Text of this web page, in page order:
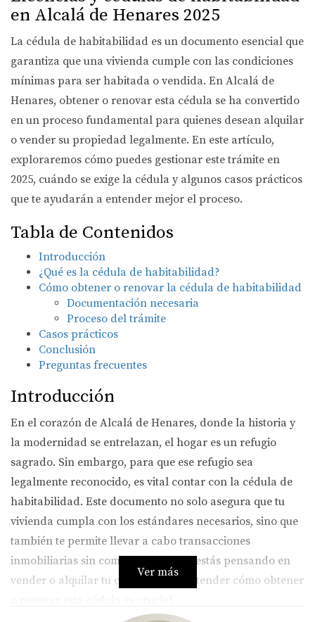
en Alcalá de Henares 2025
La cédula de habitabilidad es un documento esencial que
garantiza que una vivienda cumple con las condiciones
mínimas para ser habitada o vendida. En Alcalá de
Henares, obtener o renovar esta cédula se ha convertido
en un proceso fundamental para quienes desean alquilar
o vender su propiedad legalmente. En este artículo,
exploraremos cómo puedes gestionar este trámite en
2025, cuándo se exige la cédula y algunos casos prácticos
que te ayudarán a entender mejor el proceso.
Tabla de Contenidos
Introducción
¿Qué es la cédula de habitabilidad?
Cómo obtener o renovar la cédula de habitabilidad
Documentación necesaria
Proceso del trámite
Casos prácticos
Conclusión
Preguntas frecuentes
Introducción
En el corazón de Alcalá de Henares, donde la historia y
la modernidad se entrelazan, el hogar es un refugio
sagrado. Sin embargo, para que ese refugio sea
legalmente reconocido, es vital contar con la cédula de
habitabilidad. Este documento no solo asegura que tu
vivienda cumpla con los estándares necesarios, sino que
también te permite llevar a cabo transacciones
inmobiliarias sin complicaciones. Si estás pensando en
vender o alquilar tu casa en 2025, entender cómo obtener
Ver más